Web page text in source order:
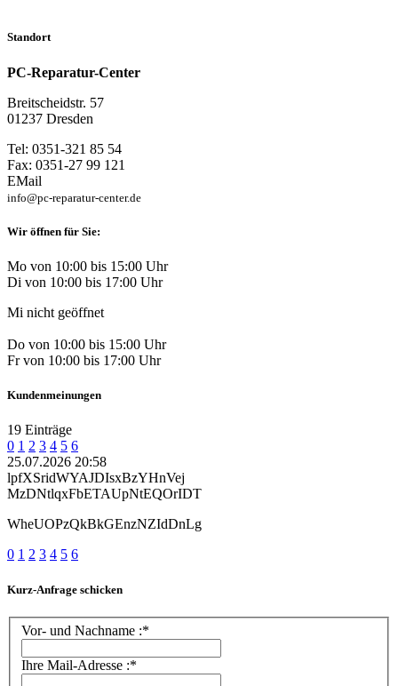
Standort
PC-Reparatur-Center
Breitscheidstr. 57
01237 Dresden
Tel: 0351-321 85 54
Fax: 0351-27 99 121
EMail
info@pc-reparatur-center.de
Wir öffnen für Sie:
Mo von 10:00 bis 15:00 Uhr
Di von 10:00 bis 17:00 Uhr
Mi nicht geöffnet
Do von 10:00 bis 15:00 Uhr
Fr von 10:00 bis 17:00 Uhr
Kundenmeinungen
19 Einträge
0 1 2 3 4 5 6
25.07.2026 20:58
lpfXSridWYAJDIsxBzYHnVej
MzDNtlqxFbETAUpNtEQOrIDT
WheUOPzQkBkGEnzNZIdDnLg
0 1 2 3 4 5 6
Kurz-Anfrage schicken
Vor- und Nachname :*
Ihre Mail-Adresse :*